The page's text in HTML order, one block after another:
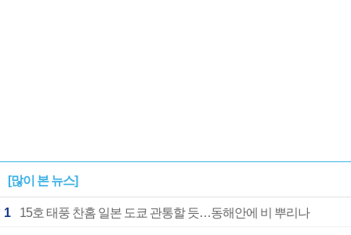
[많이 본 뉴스]
1 15호 태풍 찬홈 일본 도쿄 관통할 듯…동해안에 비 뿌리나